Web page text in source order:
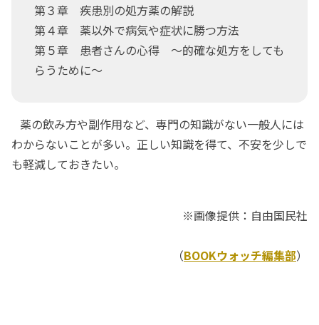
第３章 疾患別の処方薬の解説
第４章 薬以外で病気や症状に勝つ方法
第５章 患者さんの心得 ～的確な処方をしても
らうために～
薬の飲み方や副作用など、専門の知識がない一般人には
わからないことが多い。正しい知識を得て、不安を少しで
も軽減しておきたい。
※画像提供：自由国民社
（BOOKウォッチ編集部）